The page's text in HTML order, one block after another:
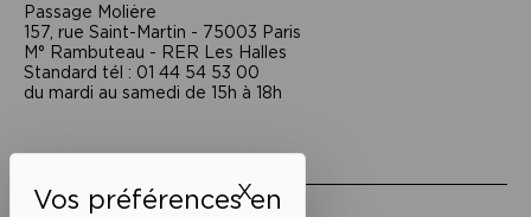
XMasquer le bandeau des
Passage Moliėre
157, rue Saint-Martin - 75003 Paris
M° Rambuteau - RER Les Halles
Standard tél : 01 44 54 53 00
du mardi au samedi de 15h à 18h
Mentions légales